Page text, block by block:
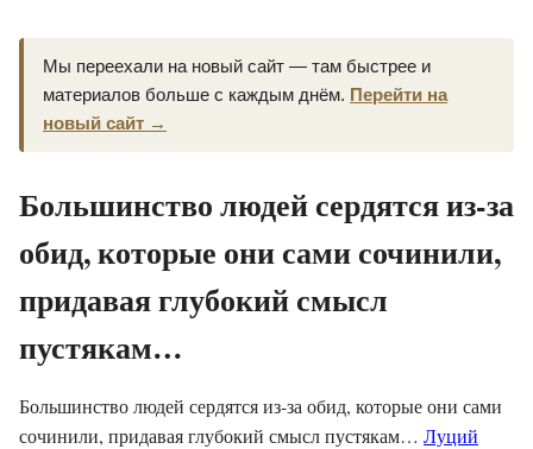
Мы переехали на новый сайт — там быстрее и
материалов больше с каждым днём. Перейти на
новый сайт →
Большинство людей сердятся из-за
обид, которые они сами сочинили,
придавая глубокий смысл
пустякам…
Большинство людей сердятся из-за обид, которые они сами
сочинили, придавая глубокий смысл пустякам… Луций